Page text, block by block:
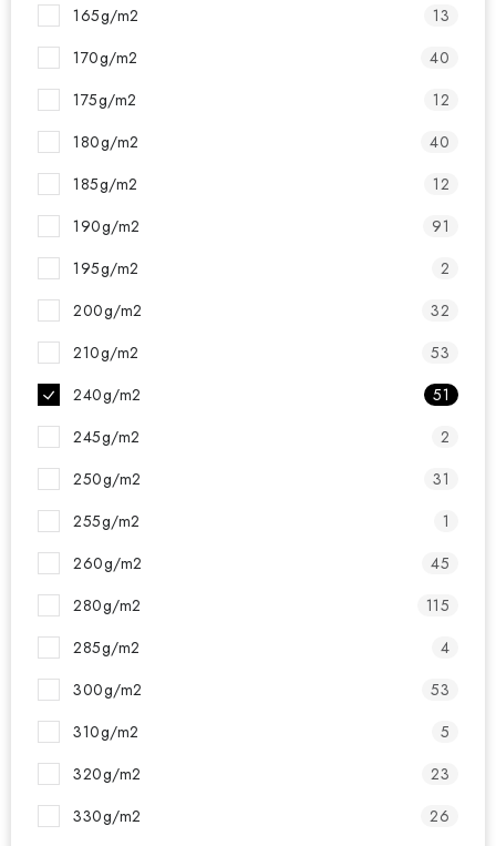
165g/m2
13
170g/m2
40
175g/m2
12
180g/m2
40
185g/m2
12
190g/m2
91
195g/m2
2
200g/m2
32
210g/m2
53
240g/m2
51
245g/m2
2
250g/m2
31
255g/m2
1
260g/m2
45
280g/m2
115
285g/m2
4
300g/m2
53
310g/m2
5
320g/m2
23
330g/m2
26